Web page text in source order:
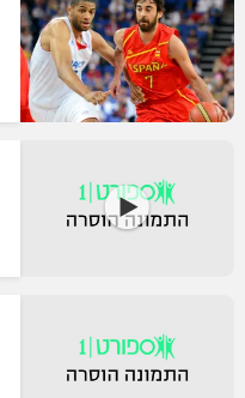
תגיות
המגזין